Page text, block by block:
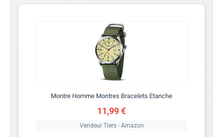
Montre Homme Montres Bracelets Etanche
11,99 €
Vendeur Tiers - Amazon